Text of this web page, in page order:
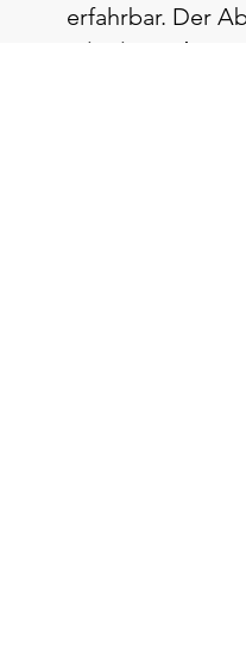
erfahrbar. Der
mit einem